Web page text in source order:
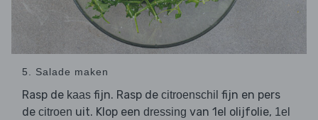
5. Salade maken
Rasp de kaas fijn. Rasp de citroenschil fijn en pers
de citroen uit. Klop een dressing van 1el olijfolie, 1el